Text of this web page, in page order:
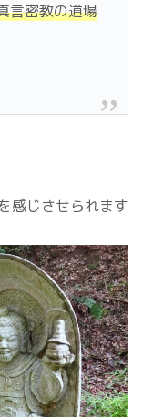
言密教の道場
感じさせられます